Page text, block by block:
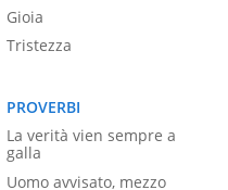
Gioia
Tristezza
PROVERBI
La verità vien sempre a
galla
Uomo avvisato, mezzo